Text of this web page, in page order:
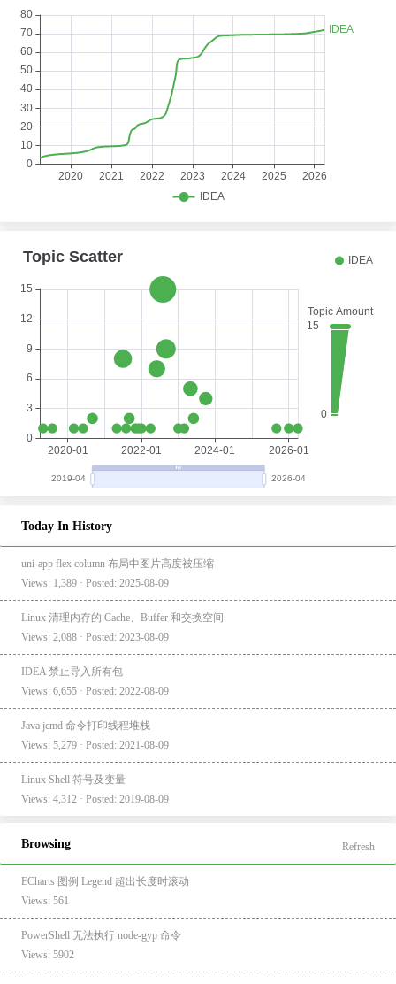
Today In History
uni-app flex column 布局中图片高度被压缩
Views: 1,389 · Posted: 2025-08-09
Linux 清理内存的 Cache、Buffer 和交换空间
Views: 2,088 · Posted: 2023-08-09
IDEA 禁止导入所有包
Views: 6,655 · Posted: 2022-08-09
Java jcmd 命令打印线程堆栈
Views: 5,279 · Posted: 2021-08-09
Linux Shell 符号及变量
Views: 4,312 · Posted: 2019-08-09
Browsing Refresh
ECharts 图例 Legend 超出长度时滚动
Views: 561
PowerShell 无法执行 node-gyp 命令
Views: 5902